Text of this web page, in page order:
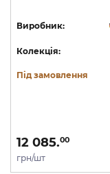
Виробник:
Колекція:
Під замовлення
12 085.00
грн/шт